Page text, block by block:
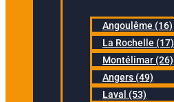
Angoulême (16)
La Rochelle (17)
Montélimar (26)
Angers (49)
Laval (53)